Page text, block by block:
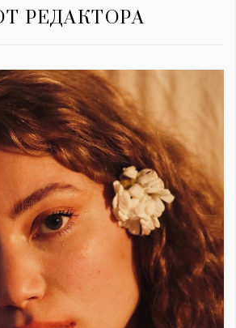
РЕДАКТОРА